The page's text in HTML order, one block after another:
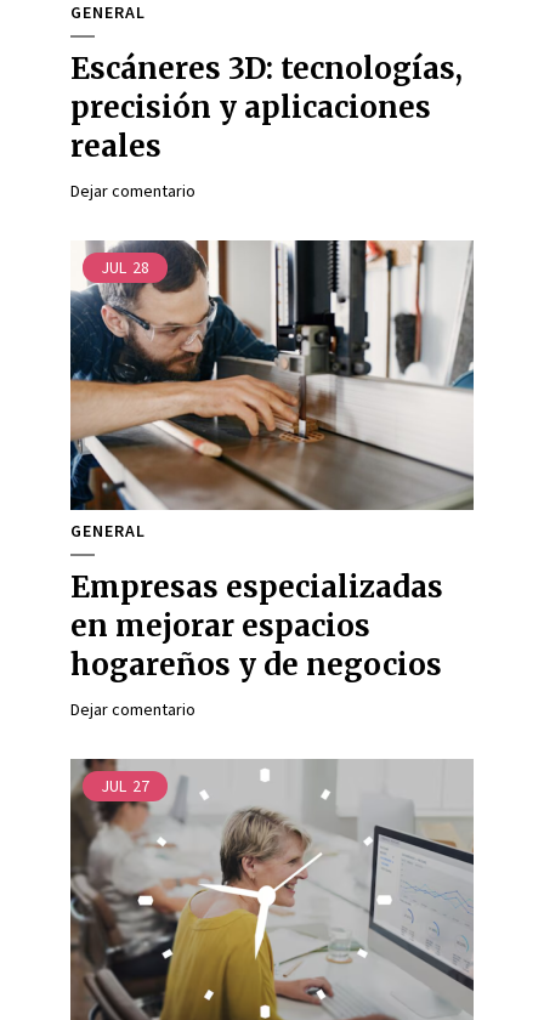
GENERAL
Escáneres 3D: tecnologías,
precisión y aplicaciones
reales
Dejar comentario
JUL 28
GENERAL
Empresas especializadas
en mejorar espacios
hogareños y de negocios
Dejar comentario
JUL 27